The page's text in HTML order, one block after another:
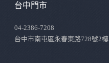
台中門市
04-2386-7208
台中市南屯區永春東路728號2樓